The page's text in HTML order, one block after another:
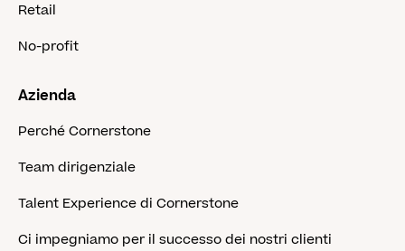
Retail
No-profit
Azienda
Perché Cornerstone
Team dirigenziale
Talent Experience di Cornerstone
Ci impegniamo per il successo dei nostri clienti